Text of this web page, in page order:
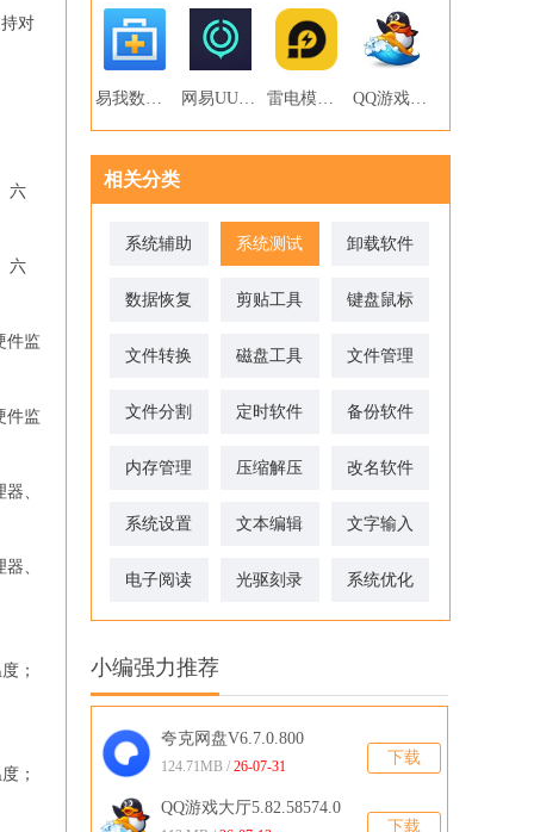
对
六
六
件监
件监
、
、
；
；
易我数据恢复 网易UU网游加速器 雷电模拟器 QQ游戏大厅
相关分类
系统辅助 系统测试 卸载软件
数据恢复 剪贴工具 键盘鼠标
文件转换 磁盘工具 文件管理
文件分割 定时软件 备份软件
内存管理 压缩解压 改名软件
系统设置 文本编辑 文字输入
电子阅读 光驱刻录 系统优化
小编强力推荐
下载
夸克网盘V6.7.0.800
124.71MB / 26-07-31
下载
QQ游戏大厅5.82.58574.0